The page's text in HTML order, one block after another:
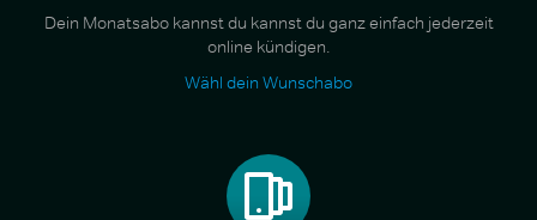
Dein Monatsabo kannst du kannst du ganz einfach jederzeit
online kündigen.
Wähl dein Wunschabo